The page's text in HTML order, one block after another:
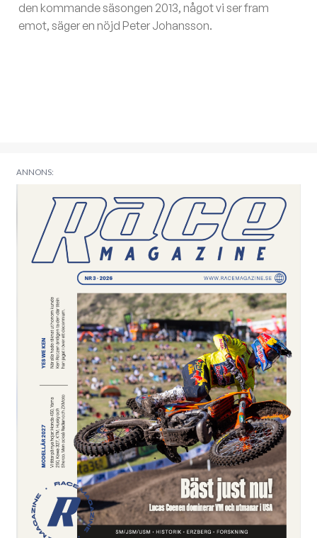
den kommande säsongen 2013, något vi ser fram
emot, säger en nöjd Peter Johansson.
ANNONS: